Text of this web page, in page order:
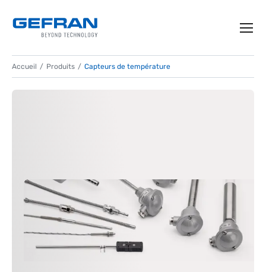
Accueil Produits Capteurs de température